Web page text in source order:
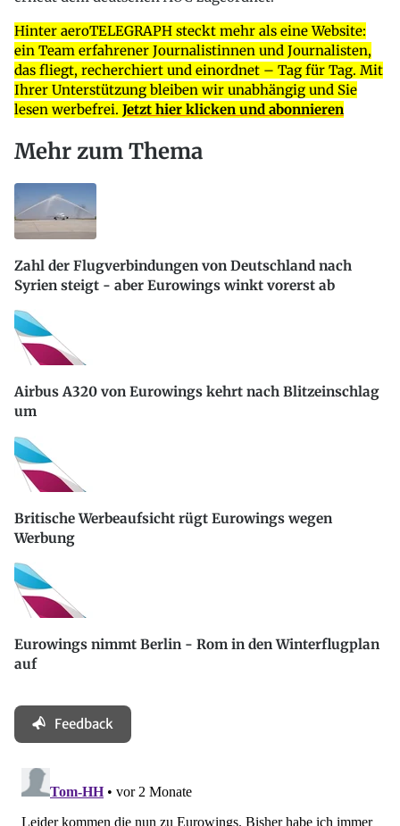
Hinter aeroTELEGRAPH steckt mehr als eine Website:
ein Team erfahrener Journalistinnen und Journalisten,
das fliegt, recherchiert und einordnet – Tag für Tag. Mit
Ihrer Unterstützung bleiben wir unabhängig und Sie
lesen werbefrei. Jetzt hier klicken und abonnieren
Mehr zum Thema
Zahl der Flugverbindungen von Deutschland nach
Syrien steigt - aber Eurowings winkt vorerst ab
Airbus A320 von Eurowings kehrt nach Blitzeinschlag
um
Britische Werbeaufsicht rügt Eurowings wegen
Werbung
Eurowings nimmt Berlin - Rom in den Winterflugplan
auf
Feedback